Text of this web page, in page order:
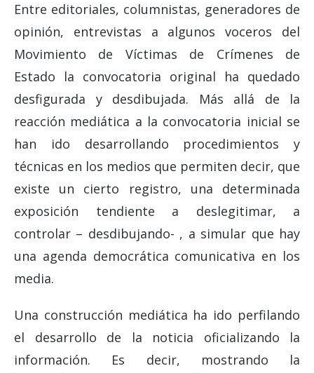
Entre editoriales, columnistas, generadores de
opinión, entrevistas a algunos voceros del
Movimiento de Víctimas de Crímenes de
Estado la convocatoria original ha quedado
desfigurada y desdibujada. Más allá de la
reacción mediática a la convocatoria inicial se
han ido desarrollando procedimientos y
técnicas en los medios que permiten decir, que
existe un cierto registro, una determinada
exposición tendiente a deslegitimar, a
controlar – desdibujando- , a simular que hay
una agenda democrática comunicativa en los
media.
Una construcción mediática ha ido perfilando
el desarrollo de la noticia oficializando la
información. Es decir, mostrando la